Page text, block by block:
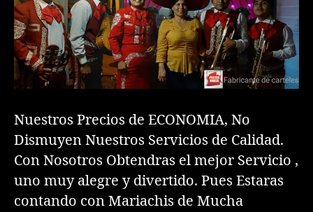
Nuestros Precios de ECONOMIA, No
Dismuyen Nuestros Servicios de Calidad.
Con Nosotros Obtendras el mejor Servicio ,
uno muy alegre y divertido. Pues Estaras
contando con Mariachis de Mucha